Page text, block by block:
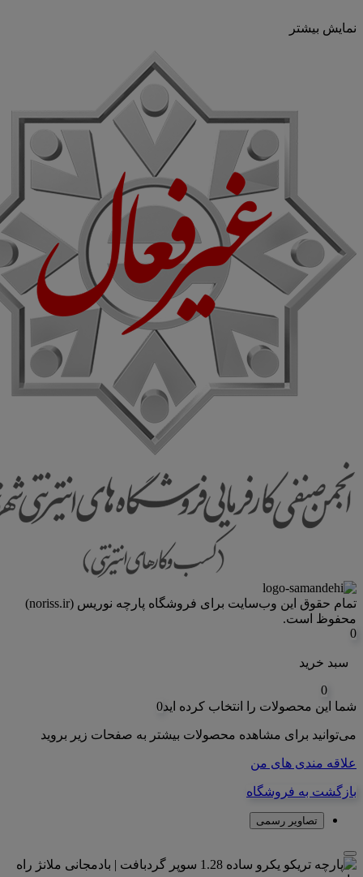
نمایش بیشتر
تمام حقوق اين وب‌سايت برای فروشگاه پارچه نوریس (noriss.ir)
محفوظ است.
0
سبد خرید
0
شما این محصولات را انتخاب کرده اید0
می‌توانید برای مشاهده محصولات بیشتر به صفحات زیر بروید
علاقه مندی های من
بازگشت به فروشگاه
تصاویر رسمی